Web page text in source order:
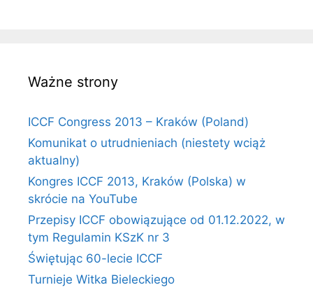
Ważne strony
ICCF Congress 2013 – Kraków (Poland)
Komunikat o utrudnieniach (niestety wciąż
aktualny)
Kongres ICCF 2013, Kraków (Polska) w
skrócie na YouTube
Przepisy ICCF obowiązujące od 01.12.2022, w
tym Regulamin KSzK nr 3
Świętując 60-lecie ICCF
Turnieje Witka Bieleckiego